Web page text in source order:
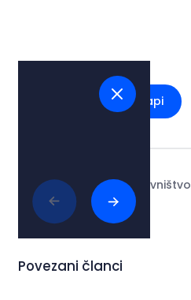
Pogledaj na mapi
Tags: #Lokalno stanovništvo
Povezani članci